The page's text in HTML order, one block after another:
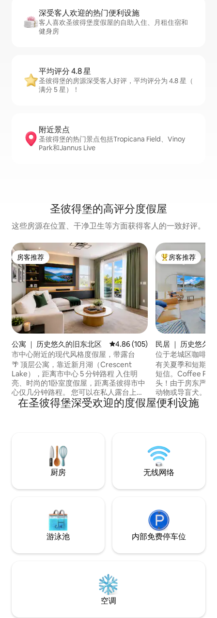
深受客人欢迎的热门便利设施
客人喜欢圣彼得堡度假屋的自助入住、月租住宿和
健身房
平均评分 4.8 星
圣彼得堡的房源深受客人好评，平均评分为 4.8 星（
满分 5 星）！
附近景点
圣彼得堡的热门景点包括Tropicana Field、Vinoy
Park和Jannus Live
圣彼得堡的高评分度假屋
这些房源在位置、干净卫生等方面获得客人的一致好评。
房客推荐
房客推荐
公寓 ｜ 历史悠久的旧东北区 平均评分 4.86 分（满分 5 分），
4.86 (105)
市中心附近的现代风格度假屋，带露台
🌴 顶层公寓，靠近新月湖（Crescent
Lake），距离市中心 5 分钟路程 入住明
亮、时尚的1卧室度假屋，距离圣彼得市中
心仅几分钟路程。 您可以在私人露台上欣
赏宁静的湖景，距离新月湖公园
（Crescent Lake Park）仅几步之遥，附
+智能电视 ✔ 免费停车 + 可携带宠物 在安
静、高架的空间中放松身心——一切都近
在咫尺，却远离喧嚣。
热门「房客推荐」
房客推荐
民居 ｜ 历史悠久
位于老城区咖啡壶
有关夏季和短期住
短信。Coffee Pot
头！由于房东严重
动物或导盲犬。 这套美丽的房源位于历史
悠久的东北街区，
（Coffee Pot
艇、小船或独木舟
在圣彼得堡深受欢迎的度假屋便利设施
厨房 无线网络
游泳池 内部免费停车位
空调